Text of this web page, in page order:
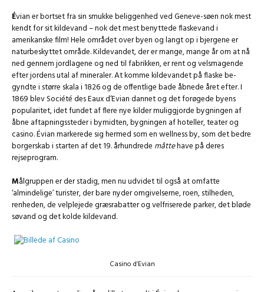
Évian er bortset fra sin smukke beliggenhed ved Geneve-søen nok mest
kendt for sit kildevand – nok det mest benyttede flaskevand i
amerikanske film! Hele området over byen og langt op i bjergene er
naturbeskyttet område. Kildevandet, der er mange, mange år om at nå
ned gennem jordlagene og ned til fabrikken, er rent og velsmagende
efter jordens utal af mineraler. At komme kildevandet på flaske be-
gyndte i større skala i 1826 og de offentlige bade åbnede året efter. I
1869 blev Société des Eaux d’Evian dannet og det forøgede byens
popularitet, idet fundet af flere nye kilder muliggjorde bygningen af
åbne aftapningssteder i bymidten, bygningen af hoteller, teater og
casino. Évian markerede sig hermed som en wellness by, som det bedre
borgerskab i starten af det 19. århundrede måttehave på deres
rejseprogram.
Målgruppen er der stadig, men nu udvidet til også at omfatte
‘almindelige’ turister, der bare nyder omgivelserne, roen, stilheden,
renheden, de velplejede græsrabatter og velfriserede parker, det bløde
søvand og det kolde kildevand.
Casino d’Evian